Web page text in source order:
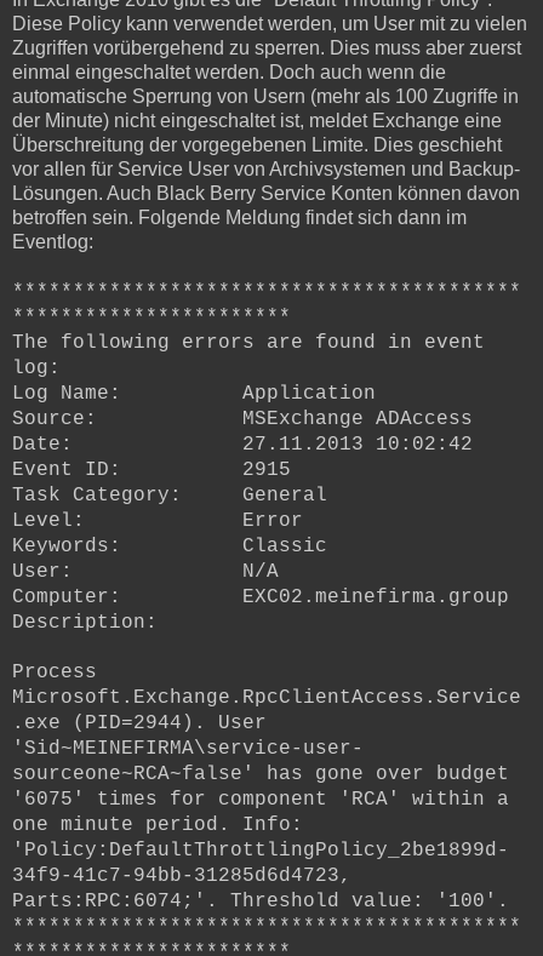
Diese Policy kann verwendet werden, um User mit zu vielen
Zugriffen vorübergehend zu sperren. Dies muss aber zuerst
einmal eingeschaltet werden. Doch auch wenn die
automatische Sperrung von Usern (mehr als 100 Zugriffe in
der Minute) nicht eingeschaltet ist, meldet Exchange eine
Überschreitung der vorgegebenen Limite. Dies geschieht
vor allen für Service User von Archivsystemen und Backup-
Lösungen. Auch Black Berry Service Konten können davon
betroffen sein. Folgende Meldung findet sich dann im
Eventlog:
******************************************
***********************
The following errors are found in event
log:
Log Name: Application
Source: MSExchange ADAccess
Date: 27.11.2013 10:02:42
Event ID: 2915
Task Category: General
Level: Error
Keywords: Classic
User: N/A
Computer: EXC02.meinefirma.group
Description:
Process
Microsoft.Exchange.RpcClientAccess.Service
.exe (PID=2944). User
'Sid~MEINEFIRMA\service-user-
sourceone~RCA~false' has gone over budget
'6075' times for component 'RCA' within a
one minute period. Info:
'Policy:DefaultThrottlingPolicy_2be1899d-
34f9-41c7-94bb-31285d6d4723,
Parts:RPC:6074;'. Threshold value: '100'.
******************************************